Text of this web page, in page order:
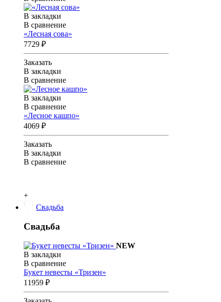
В закладки
В сравнение
«Лесная сова»
7729 ₽
Заказать
В закладки
В сравнение
В закладки
В сравнение
«Лесное кашпо»
4069 ₽
Заказать
В закладки
В сравнение
+
Свадьба
Свадьба
NEW
В закладки
В сравнение
Букет невесты «Тризен»
11959 ₽